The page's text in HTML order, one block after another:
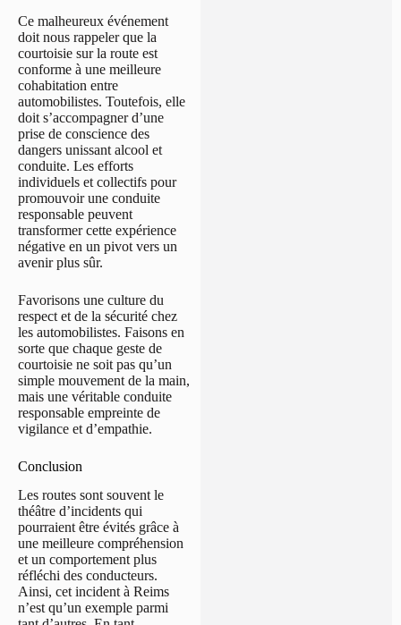
Ce malheureux événement
doit nous rappeler que la
courtoisie sur la route est
conforme à une meilleure
cohabitation entre
automobilistes. Toutefois, elle
doit s’accompagner d’une
prise de conscience des
dangers unissant alcool et
conduite. Les efforts
individuels et collectifs pour
promouvoir une conduite
responsable peuvent
transformer cette expérience
négative en un pivot vers un
avenir plus sûr.
Favorisons une culture du
respect et de la sécurité chez
les automobilistes. Faisons en
sorte que chaque geste de
courtoisie ne soit pas qu’un
simple mouvement de la main,
mais une véritable conduite
responsable empreinte de
vigilance et d’empathie.
Conclusion
Les routes sont souvent le
théâtre d’incidents qui
pourraient être évités grâce à
une meilleure compréhension
et un comportement plus
réfléchi des conducteurs.
Ainsi, cet incident à Reims
n’est qu’un exemple parmi